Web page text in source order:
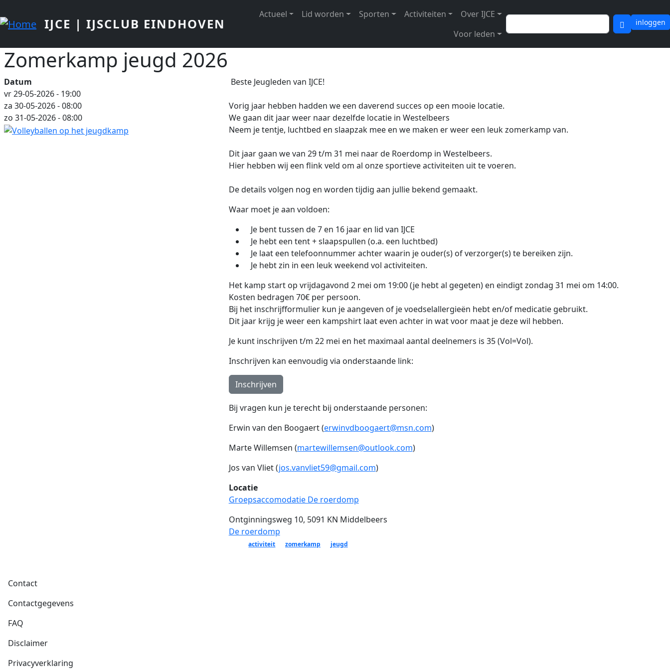
IJCE | IJSCLUB EINDHOVEN
Hoofdnavigatie
Actueel Lid worden Sporten Activiteiten
Over IJCE
Voor leden
inloggen
Zomerkamp jeugd 2026
Datum
vr 29-05-2026 - 19:00
za 30-05-2026 - 08:00
zo 31-05-2026 - 08:00
Beste Jeugleden van IJCE!
Vorig jaar hebben hadden we een daverend succes op een mooie locatie.
We gaan dit jaar weer naar dezelfde locatie in Westelbeers
Neem je tentje, luchtbed en slaapzak mee en we maken er weer een leuk zomerkamp van.
Dit jaar gaan we van 29 t/m 31 mei naar de Roerdomp in Westelbeers.
Hier hebben wij een flink veld om al onze sportieve activiteiten uit te voeren.
De details volgen nog en worden tijdig aan jullie bekend gemaakt.
Waar moet je aan voldoen:
Je bent tussen de 7 en 16 jaar en lid van IJCE
Je hebt een tent + slaapspullen (o.a. een luchtbed)
Je laat een telefoonnummer achter waarin je ouder(s) of verzorger(s) te bereiken zijn.
Je hebt zin in een leuk weekend vol activiteiten.
Het kamp start op vrijdagavond 2 mei om 19:00 (je hebt al gegeten) en eindigt zondag 31 mei om 14:00.
Kosten bedragen 70€ per persoon.
Bij het inschrijfformulier kun je aangeven of je voedselallergieën hebt en/of medicatie gebruikt.
Dit jaar krijg je weer een kampshirt laat even achter in wat voor maat je deze wil hebben.
Je kunt inschrijven t/m 22 mei en het maximaal aantal deelnemers is 35 (Vol=Vol).
Inschrijven kan eenvoudig via onderstaande link:
Inschrijven
Bij vragen kun je terecht bij onderstaande personen:
Erwin van den Boogaert (erwinvdboogaert@msn.com)
Marte Willemsen (martewillemsen@outlook.com)
Jos van Vliet (jos.vanvliet59@gmail.com)
Locatie
Groepsaccomodatie De roerdomp
Ontginningsweg 10, 5091 KN Middelbeers
De roerdomp
activiteit zomerkamp jeugd
Voet
Contact
Contactgegevens
FAQ
Disclaimer
Privacyverklaring